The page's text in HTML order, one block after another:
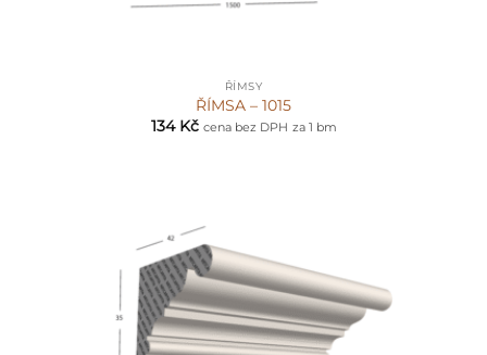
ŘÍMSY
ŘÍMSA – 1015
134 Kč cena bez DPH za 1 bm